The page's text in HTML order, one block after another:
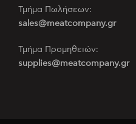
Τμήμα Πωλήσεων:
sales@meatcompany.gr
Τμήμα Προμηθειών:
supplies@meatcompany.gr